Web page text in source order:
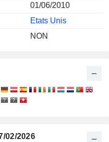
01/06/2010
Etats Unis
NON
02/2026